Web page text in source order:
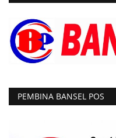
PEMBINA BANSEL POS